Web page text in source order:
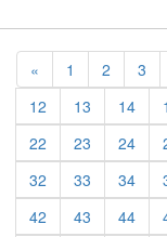
« Previous
1 2 3
12
13 14
22
23 24
32
33 34
42
43 44